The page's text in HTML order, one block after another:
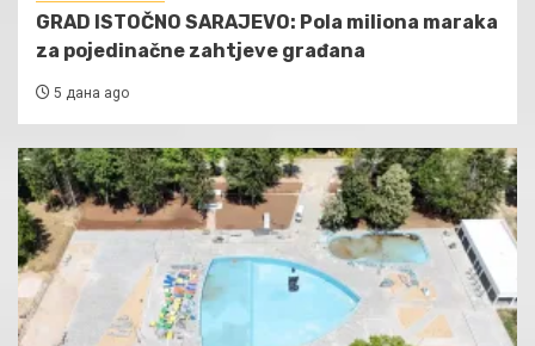
GRAD ISTOČNO SARAJEVO: Pola miliona maraka
za pojedinačne zahtjeve građana
5 дана ago